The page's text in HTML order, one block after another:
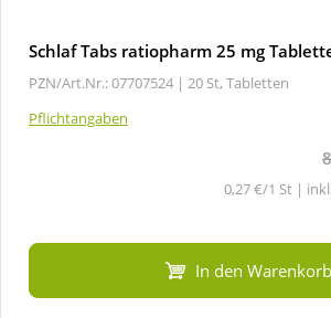
Schlaf Tabs ratiopharm 25 mg
PZN/Art.Nr.: 07707524 | 20 St, Tabletten
Pflichtangaben
0,27 €/1 St |
In den Warenkorb